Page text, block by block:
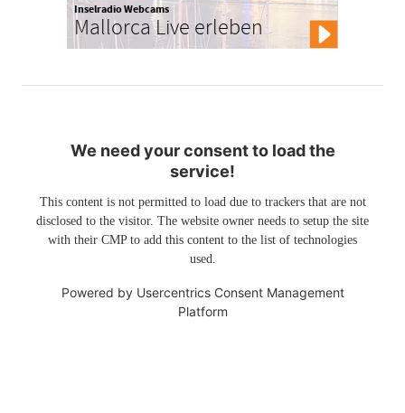
Inselradio Webcams
Mallorca Live erleben
We need your consent to load the
service!
This content is not permitted to load due to trackers that are not
disclosed to the visitor. The website owner needs to setup the site
with their CMP to add this content to the list of technologies
used.
Powered by Usercentrics Consent Management
Platform